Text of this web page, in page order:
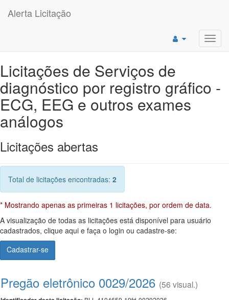
Alerta Licitação
Licitações de Serviços de
diagnóstico por registro gráfico -
ECG, EEG e outros exames
análogos
Licitações abertas
Total de licitações encontradas: 2
* Mostrando apenas as primeiras 1 licitações, por ordem de data.
A visualização de todas as licitações está disponível para usuário
cadastrados, clique aqui e faça o login ou cadastre-se:
Cadastrar-se
Pregão eletrônico 0029/2026 (56 visual.)